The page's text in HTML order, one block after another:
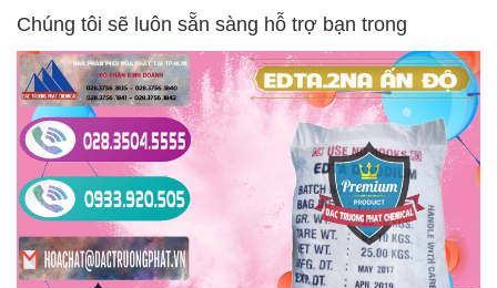
Chúng tôi sẽ luôn sẵn sàng hỗ trợ bạn trong